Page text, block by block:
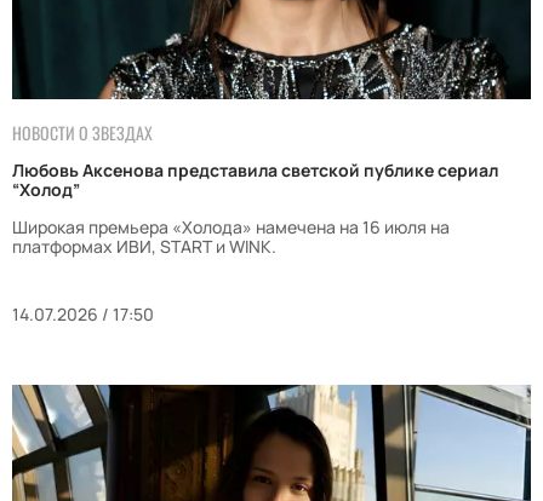
НОВОСТИ О ЗВЕЗДАХ
Любовь Аксенова представила светской публике сериал
“Холод”
Широкая премьера «Холода» намечена на 16 июля на
платформах ИВИ, START и WINK.
14.07.2026 / 17:50